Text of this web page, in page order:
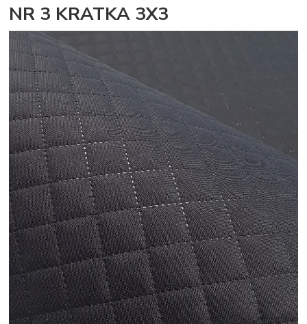
NR 3 KRATKA 3X3